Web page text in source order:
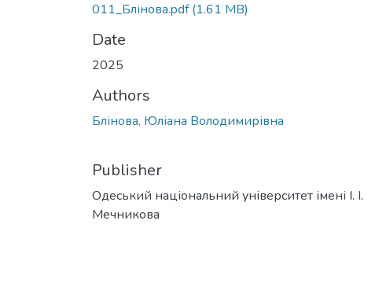
011_Блінова.pdf(1.61 MB)
Date
2025
Authors
Блінова, Юліана Володимирівна
Publisher
Одеський національний університет імені І. І.
Мечникова